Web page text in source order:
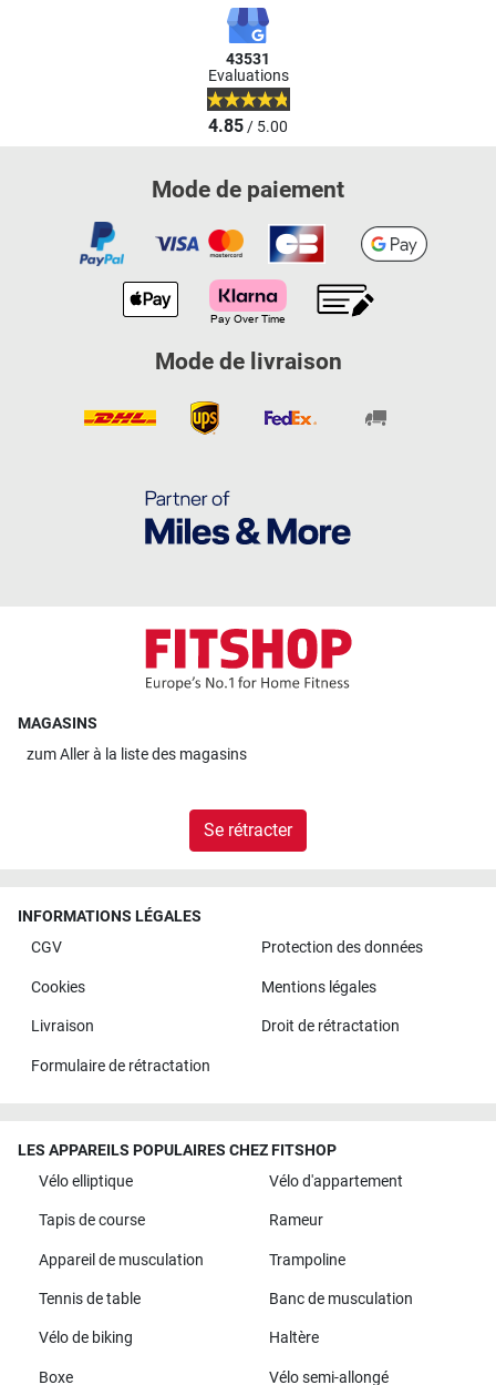
43531
Evaluations
4.85/ 5.00
Mode de paiement
Mode de livraison
MAGASINS
zumAller à la liste des magasins
Se rétracter
INFORMATIONS LÉGALES
CGV
Protection des données
Cookies Mentions légales
Livraison Droit de rétractation
Formulaire de rétractation
LES APPAREILS POPULAIRES CHEZ FITSHOP
Vélo elliptique
Vélo d'appartement
Tapis de course Rameur
Appareil de musculation Trampoline
Tennis de table Banc de musculation
Vélo de biking Haltère
Boxe Vélo semi-allongé